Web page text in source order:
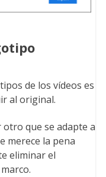
de los vídeos es
al original.
que se adapte a
merece la pena
eliminar el